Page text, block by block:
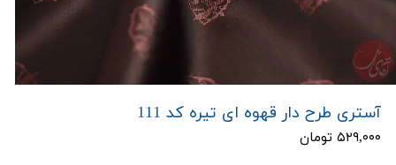
آستری طرح دار قهوه ای تیره کد 111
۵۲۹,۰۰۰ تومان